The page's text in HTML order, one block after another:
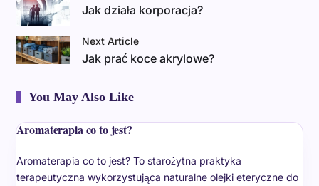
Jak działa korporacja?
Next Article
Jak prać koce akrylowe?
You May Also Like
Aromaterapia co to jest?
Aromaterapia co to jest? To starożytna praktyka
terapeutyczna wykorzystująca naturalne olejki eteryczne do